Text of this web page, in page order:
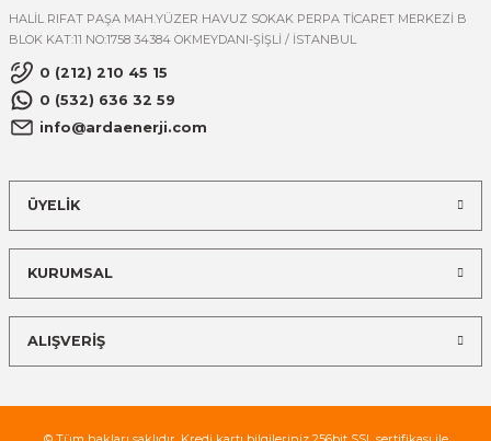
HALİL RIFAT PAŞA MAH.YÜZER HAVUZ SOKAK PERPA TİCARET MERKEZİ B
BLOK KAT:11 NO:1758 34384 OKMEYDANI-ŞİŞLİ / İSTANBUL
0 (212) 210 45 15
0 (532) 636 32 59
info@ardaenerji.com
ÜYELİK
KURUMSAL
ALIŞVERİŞ